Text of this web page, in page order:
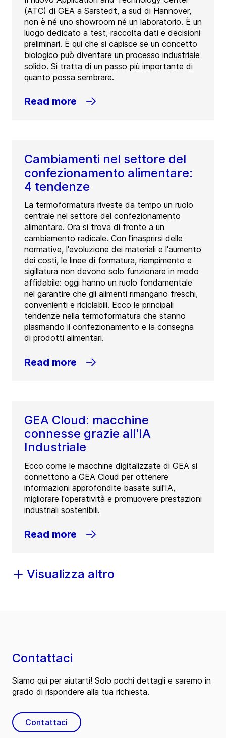
(ATC) di GEA a Sarstedt, a sud di Hannover,
non è né uno showroom né un laboratorio. È un
luogo dedicato a test, raccolta dati e decisioni
preliminari. È qui che si capisce se un concetto
biologico può diventare un processo industriale
solido. Si tratta di un passo più importante di
quanto possa sembrare.
Read more
Cambiamenti nel settore del
confezionamento alimentare:
4 tendenze
La termoformatura riveste da tempo un ruolo
centrale nel settore del confezionamento
alimentare. Ora si trova di fronte a un
cambiamento radicale. Con l'inasprirsi delle
normative, l'evoluzione dei materiali e l'aumento
dei costi, le linee di formatura, riempimento e
sigillatura non devono solo funzionare in modo
affidabile: oggi hanno un ruolo fondamentale
nel garantire che gli alimenti rimangano freschi,
convenienti e riciclabili. Ecco le principali
tendenze nella termoformatura che stanno
plasmando il confezionamento e la consegna
di prodotti alimentari.
Read more
GEA Cloud: macchine
connesse grazie all'IA
Industriale
Ecco come le macchine digitalizzate di GEA si
connettono a GEA Cloud per ottenere
informazioni approfondite basate sull'IA,
migliorare l'operatività e promuovere prestazioni
industriali sostenibili.
Read more
Visualizza altro
Contattaci
Siamo qui per aiutarti! Solo pochi dettagli e saremo in
grado di rispondere alla tua richiesta.
Contattaci